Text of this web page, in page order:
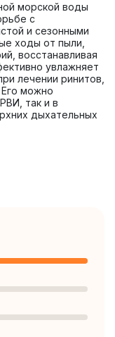
морской воды
с
и сезонными
ходы от пыли,
восстанавливая
увлажняет
лечении ринитов,
Его можно
так и в
дыхательных